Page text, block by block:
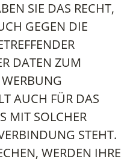
SIE DAS RECHT,
GEGEN DIE
DATEN ZUM
AUCH FÜR DAS
MIT SOLCHER
STEHT.
WERDEN IHRE